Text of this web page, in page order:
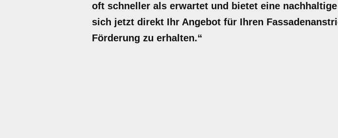
oft schneller als erwartet und bietet eine
sich jetzt direkt Ihr Angebot für Ihren
Förderung zu erhalten.“